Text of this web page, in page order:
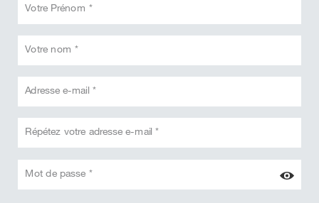
Votre Prénom *
Votre nom *
Adresse e-mail *
Répétez votre adresse e-mail *
Mot de passe *